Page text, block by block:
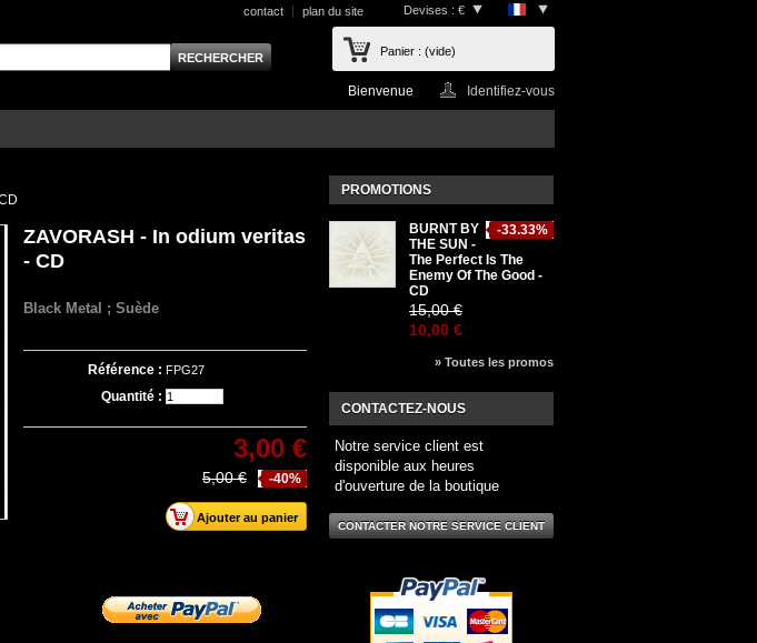
Devises : €
contact plan du site
Panier : (vide)
Bienvenue Identifiez-vous
ZAVORASH - In odium veritas
- CD
Black Metal ; Suède
Référence : FPG27
Quantité :
3,00 €
-40%
5,00 €
PROMOTIONS
-33.33%
BURNT BY
THE SUN -
The Perfect Is The
Enemy Of The Good -
CD
15,00 €
10,00 €
» Toutes les promos
CONTACTEZ-NOUS
Notre service client est
disponible aux heures
d'ouverture de la boutique
CONTACTER NOTRE SERVICE CLIENT